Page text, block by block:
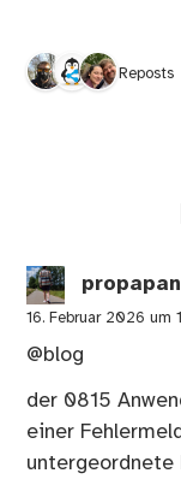
3 Reposts
16. Februar 2026 um
@blog
der 0815
einer
untergeordnete